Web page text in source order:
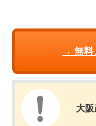
→ 無料
大